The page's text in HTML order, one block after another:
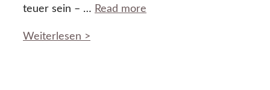
teuer sein – … Read more
Weiterlesen >